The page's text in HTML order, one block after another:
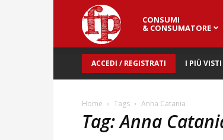
Fresh
Point
Magazine
CONSUMI
& CONSUMATORE
ACCEDI / REGISTRATI I PIÙ VISTI
Home Tags Anna Catania
Tag: Anna